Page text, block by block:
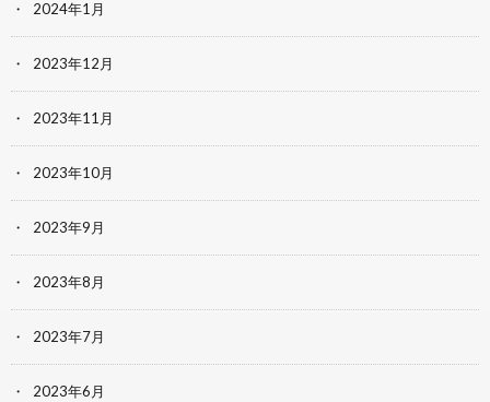
2024年1月
2023年12月
2023年11月
2023年10月
2023年9月
2023年8月
2023年7月
2023年6月